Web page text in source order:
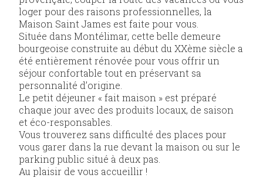
loger pour des raisons professionnelles, la
Maison Saint James est faite pour vous.
Située dans Montélimar, cette belle demeure
bourgeoise construite au début du XXème siècle a
été entièrement rénovée pour vous offrir un
séjour confortable tout en préservant sa
personnalité d’origine.
Le petit déjeuner « fait maison » est préparé
chaque jour avec des produits locaux, de saison
et éco-responsables.
Vous trouverez sans difficulté des places pour
vous garer dans la rue devant la maison ou sur le
parking public situé à deux pas.
Au plaisir de vous accueillir !